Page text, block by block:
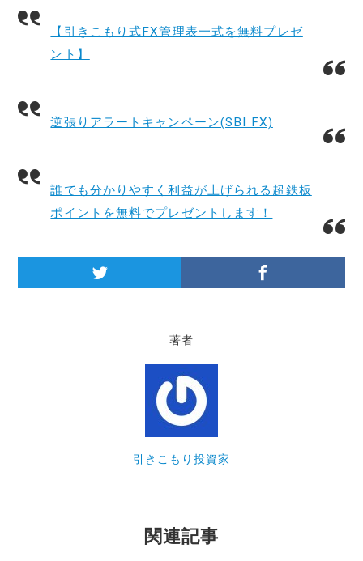
【引きこもり式FX管理表一式を無料プレゼ
ント】
逆張りアラートキャンペーン(SBI FX)
誰でも分かりやすく利益が上げられる超鉄板
ポイントを無料でプレゼントします！
著者
引きこもり投資家
関連記事